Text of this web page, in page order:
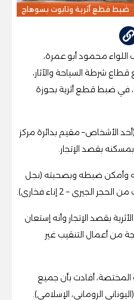
ضبط قطع أثرية وتابوت بسوهاج
محمود أبو عمرة،
قطاع شرطة السياحة والآثار،
في ضبط قطع أثرية بحوزة
الأشخاص– مقيم بدائرة مركز
بقصد الإتجار.
وأمكن ضبطه وبصحبته (نجل
– 2 إناء فخارى).
بقصد الإتجار وأنه إستعان
من أعمال التنقيب غير
أفادت بأن جميع
الرومانى، الإسلامى).